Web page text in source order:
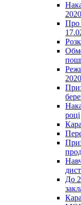
Про
році
До